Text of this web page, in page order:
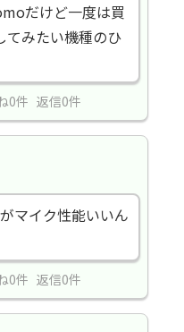
だけど一度は買
てみたい機種のひ
0件 返信0件
マイク性能いいん
0件 返信0件